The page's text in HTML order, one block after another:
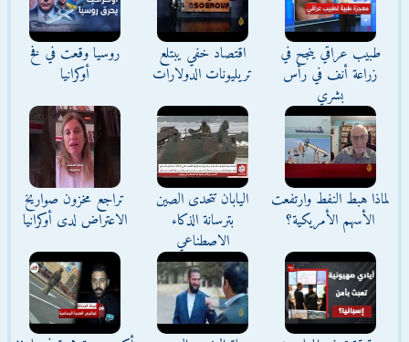
طبيب عراقي ينجح في
زراعة أنف في رأس
بشري
اقتصاد خفي يبتلع
تريليونات الدولارات
روسيا وقعت في فخ
أوكرانيا
لماذا هبط النفط وارتفعت
الأسهم الأمريكية؟
اليابان تتحدى الصين
بترسانة الذكاء
الاصطناعي
تراجع مخزون صواريخ
الاعتراض لدى أوكرانيا